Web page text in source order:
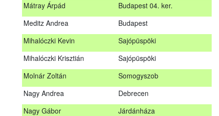
Mátray Árpád
Budapest 04. ker.
Meditz Andrea
Budapest
Mihalóczki Kevin
Sajópüspöki
Mihalóczki Krisztián
Sajópüspöki
Molnár Zoltán
Somogyszob
Nagy Andrea
Debrecen
Nagy Gábor
Járdánháza
Magyar Gergely
Regéc
Hercegszántó
Pilisszentiván
Budapest 04. ker.
Budapest
Mihalóczki Kevin